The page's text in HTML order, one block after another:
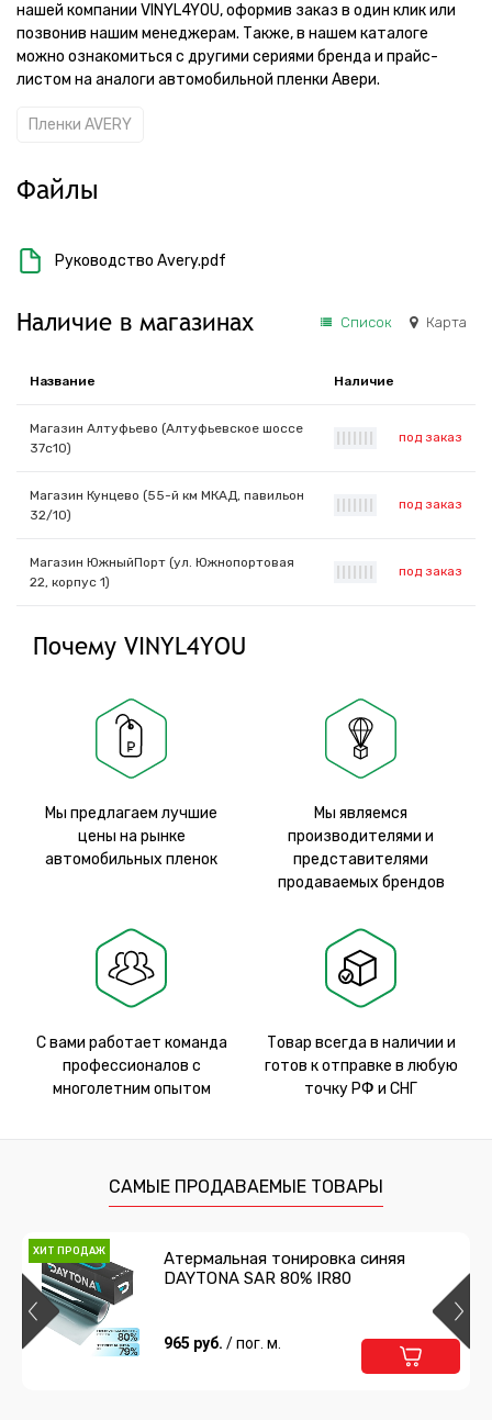
нашей компании VINYL4YOU, оформив заказ в один клик или
позвонив нашим менеджерам. Также, в нашем каталоге
можно ознакомиться с другими сериями бренда и прайс-
листом на аналоги автомобильной пленки Авери.
Пленки AVERY
Файлы
Руководство Avery.pdf
Наличие в магазинах Список Карта
Название Наличие
Магазин Алтуфьево (Алтуфьевское шоссе
37с10)
под заказ
Магазин Кунцево (55-й км МКАД, павильон
32/10)
под заказ
Магазин ЮжныйПорт (ул. Южнопортовая
22, корпус 1)
под заказ
Почему VINYL4YOU
Мы предлагаем лучшие
цены на рынке
автомобильных пленок
Мы являемся
производителями и
представителями
продаваемых брендов
С вами работает команда
профессионалов с
многолетним опытом
Товар всегда в наличии и
готов к отправке в любую
точку РФ и СНГ
САМЫЕ ПРОДАВАЕМЫЕ ТОВАРЫ
ХИТ ПРОДАЖ
Атермальная тонировка синяя
DAYTONA SAR 80% IR80
965 руб. / пог. м.